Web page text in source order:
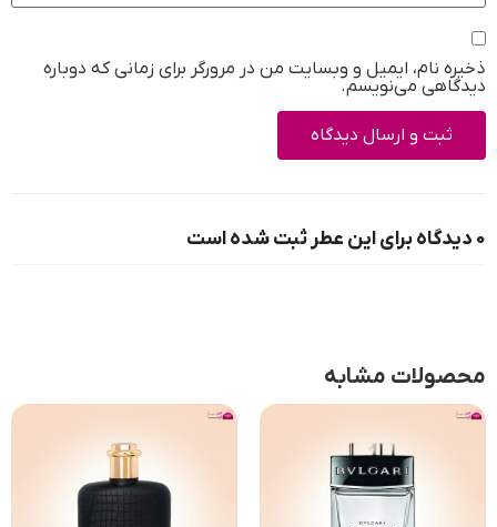
ذخیره نام، ایمیل و وبسایت من در مرورگر برای زمانی که دوباره
دیدگاهی می‌نویسم.
0 دیدگاه برای این عطر ثبت شده است
محصولات مشابه